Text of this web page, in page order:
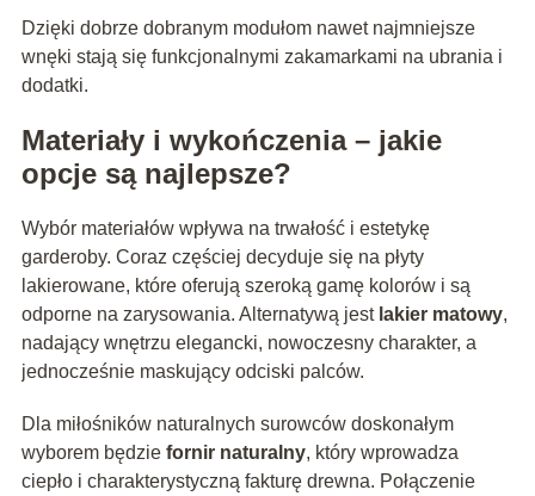
Dzięki dobrze dobranym modułom nawet najmniejsze
wnęki stają się funkcjonalnymi zakamarkami na ubrania i
dodatki.
Materiały i wykończenia – jakie
opcje są najlepsze?
Wybór materiałów wpływa na trwałość i estetykę
garderoby. Coraz częściej decyduje się na płyty
lakierowane, które oferują szeroką gamę kolorów i są
odporne na zarysowania. Alternatywą jest lakier matowy,
nadający wnętrzu elegancki, nowoczesny charakter, a
jednocześnie maskujący odciski palców.
Dla miłośników naturalnych surowców doskonałym
wyborem będzie fornir naturalny, który wprowadza
ciepło i charakterystyczną fakturę drewna. Połączenie